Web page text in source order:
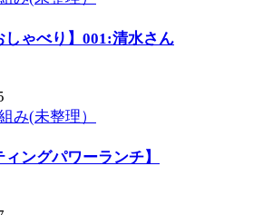
しゃべり】001:清水さん
み(未整理）
ングパワーランチ】